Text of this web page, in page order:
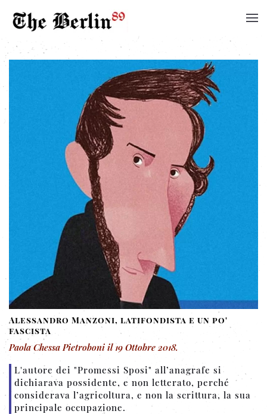
Alessandro Manzoni, latifondista e un po'
fascista
Paola Chessa Pietroboni il 19 Ottobre 2018.
L'autore dei "Promessi Sposi" all’anagrafe si
dichiarava possidente, e non letterato, perché
considerava l’agricoltura, e non la scrittura, la sua
principale occupazione.